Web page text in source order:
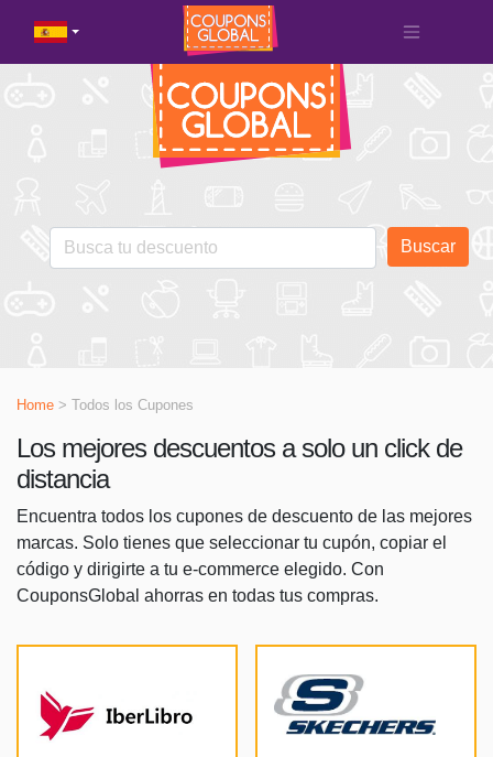
Buscar
Home > Todos los Cupones
Los mejores descuentos a solo un click de
distancia
Encuentra todos los cupones de descuento de las mejores
marcas. Solo tienes que seleccionar tu cupón, copiar el
código y dirigirte a tu e-commerce elegido. Con
CouponsGlobal ahorras en todas tus compras.